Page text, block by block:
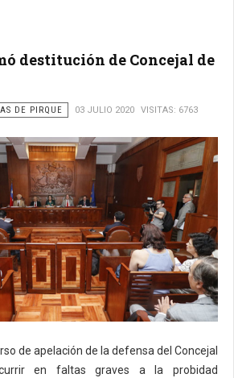
destitución de Concejal de
DE PIRQUE 03 JULIO 2020 VISITAS: 6763
de apelación de la defensa del Concejal
en faltas graves a la probidad